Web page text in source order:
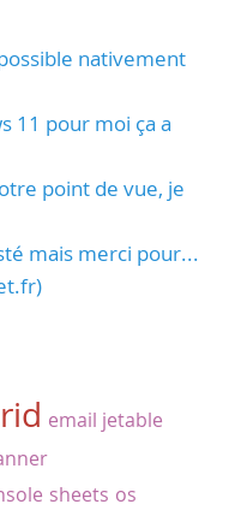
nativement
11 pour moi ça a
point de vue, je
mais merci pour...
email jetable
sheets os